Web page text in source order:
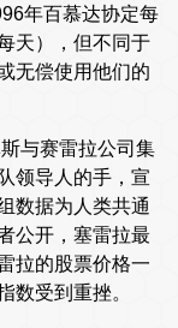
年百慕达协定每
天），但不同于
无偿使用他们的
与赛雷拉公司集
领导人的手，宣
数据为人类共通
公开，塞雷拉最
拉的股票价格一
数受到重挫。